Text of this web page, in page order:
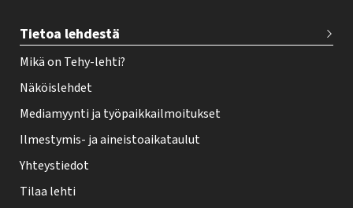
Tietoa lehdestä
Mikä on Tehy-lehti?
Näköislehdet
Mediamyynti ja työpaikkailmoitukset
Ilmestymis- ja aineistoaikataulut
Yhteystiedot
Tilaa lehti